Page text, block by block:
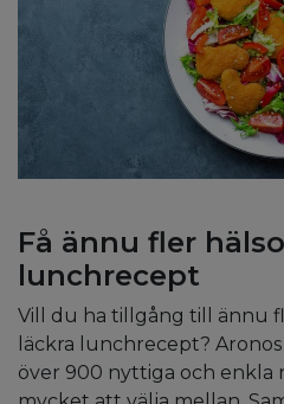
Få ännu fler
lunchrecept
Vill du ha tillgång till ännu
läckra lunchrecept?
över 900 nyttiga och enkla